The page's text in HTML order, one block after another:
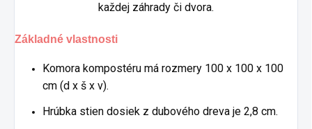
každej záhrady či dvora.
Základné vlastnosti
Komora kompostéru má rozmery 100 x 100 x 100
cm (d x š x v).
Hrúbka stien dosiek z dubového dreva je 2,8 cm.